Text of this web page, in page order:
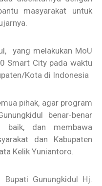
masyarakat untuk
yang melakukan MoU
Smart City pada waktu
Kota di Indonesia
pihak, agar program
benar-benar
baik, dan membawa
dan Kabupaten
Kelik Yuniantoro.
Bupati Gunungkidul Hj.